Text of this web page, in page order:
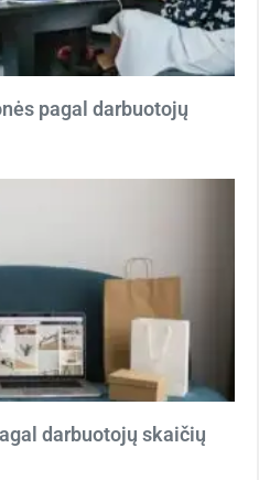
pagal darbuotojų
darbuotojų skaičių